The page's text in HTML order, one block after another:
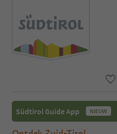
Südtirol Guide App NIEUW